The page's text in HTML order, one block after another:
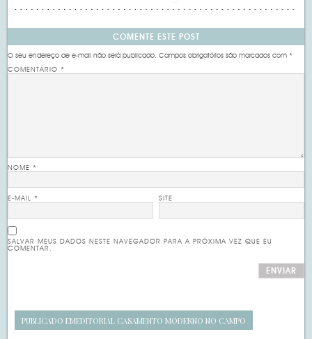
COMENTE ESTE POST
O seu endereço de e-mail não será publicado. Campos obrigatórios são marcados com*
COMENTÁRIO*
NOME*
E-MAIL* SITE
SALVAR MEUS DADOS NESTE NAVEGADOR PARA A PRÓXIMA VEZ QUE EU
COMENTAR.
PUBLICADO EMEDITORIAL CASAMENTO MODERNO NO CAMPO